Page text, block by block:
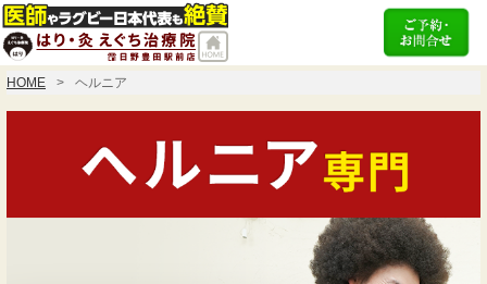
HOME ヘルニア